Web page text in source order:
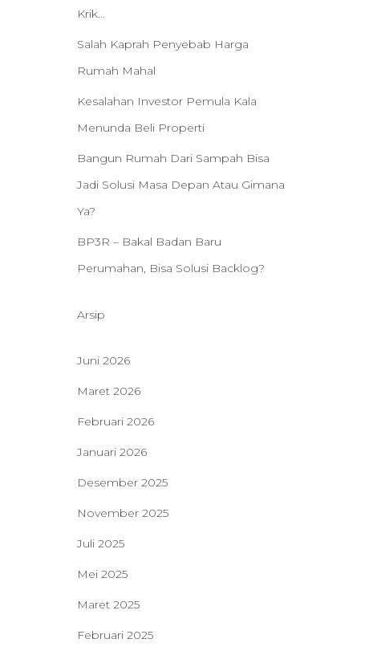
Krik…
Salah Kaprah Penyebab Harga
Rumah Mahal
Kesalahan Investor Pemula Kala
Menunda Beli Properti
Bangun Rumah Dari Sampah Bisa
Jadi Solusi Masa Depan Atau Gimana
Ya?
BP3R – Bakal Badan Baru
Perumahan, Bisa Solusi Backlog?
Arsip
Juni 2026
Maret 2026
Februari 2026
Januari 2026
Desember 2025
November 2025
Juli 2025
Mei 2025
Maret 2025
Februari 2025